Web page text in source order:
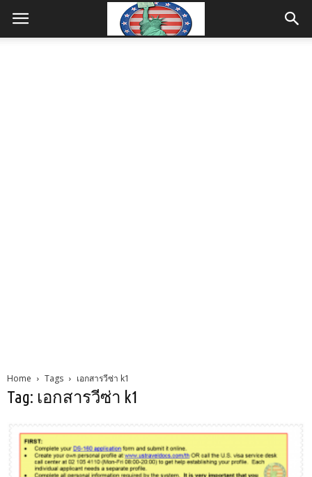
Home Tags เอกสารวีซ่า k1
Tag: เอกสารวีซ่า k1